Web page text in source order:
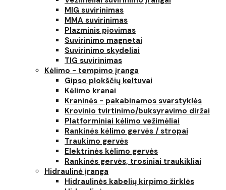
MIG suvirinimas
MMA suvirinimas
Plazminis pjovimas
Suvirinimo magnetai
Suvirinimo skydeliai
TIG suvirinimas
Kėlimo - tempimo įranga
Gipso plokščių keltuvai
Kėlimo kranai
Kraninės - pakabinamos svarstyklės
Krovinio tvirtinimo/buksyravimo diržai
Platforminiai kėlimo vežimėliai
Rankinės kėlimo gervės / stropai
Traukimo gervės
Elektrinės kėlimo gervės
Rankinės gervės, trosiniai traukikliai
Hidraulinė įranga
Hidraulinės kabelių kirpimo žirklės